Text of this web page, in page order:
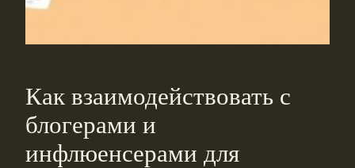
Как взаимодействовать с
блогерами и
инфлюенсерами для